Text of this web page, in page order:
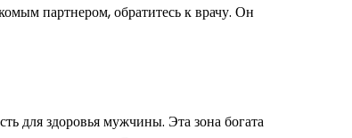
партнером, обратитесь к врачу. Он
для здоровья мужчины. Эта зона богата